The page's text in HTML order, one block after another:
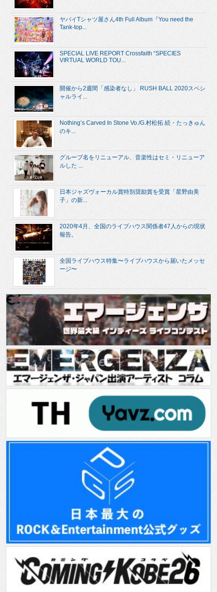
ヤバイTシャツ屋さん4th Full Album『You need the
Tank-top...
SPECIAL LIVE REPORT Crossfaith “SPECIES
VIRTUAL WORLD TOU...
開催から2週間「感染者なし」 RUSH BALL 2020スペシ
ャルライ...
Nothing’s Carved In Stone Vo./G.村松拓 続・たっきゅん
のキ...
グループ名をリニューアル、音楽性はセミ・リニューア
ルした ...
日本ジャズヴォーカル賞特別奨励賞を受賞「星野由美
子」の新...
2020年4月、全国のライブハウス関係者47人からの現状
報告。
全国ライブハウス特集〜ライブハウスから届いたメッセ
ージ〜